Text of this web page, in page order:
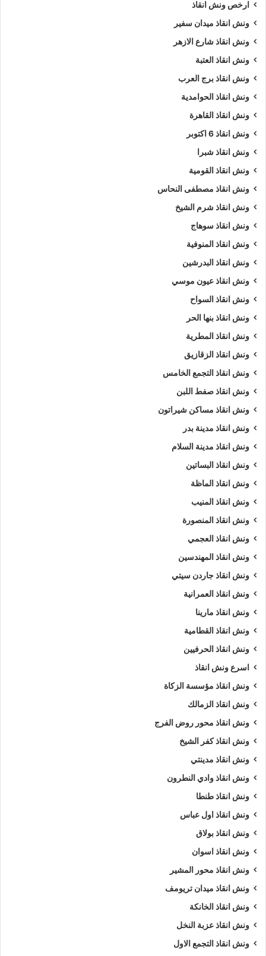
ارخص ونش انقاذ
ونش انقاذ ميدان سفير
ونش انقاذ شارع الازهر
ونش انقاذ العتبة
ونش انقاذ برج العرب
ونش انقاذ الحوامدية
ونش انقاذ القاهرة
ونش انقاذ 6 اكتوبر
ونش انقاذ شبرا
ونش انقاذ القومية
ونش انقاذ مصطفى النحاس
ونش انقاذ شرم الشيخ
ونش انقاذ سوهاج
ونش انقاذ المنوفية
ونش انقاذ البدرشين
ونش انقاذ عيون موسي
ونش انقاذ السواح
ونش انقاذ بنها الحر
ونش انقاذ المطرية
ونش انقاذ الزقازيق
ونش انقاذ التجمع الخامس
ونش انقاذ صفط اللبن
ونش انقاذ مساكن شيراتون
ونش انقاذ مدينة بدر
ونش انقاذ مدينة السلام
ونش انقاذ البساتين
ونش انقاذ الماظة
ونش انقاذ المنيب
ونش انقاذ المنصورة
ونش انقاذ العجمي
ونش انقاذ المهندسين
ونش انقاذ جاردن سيتي
ونش انقاذ العمرانية
ونش انقاذ مارينا
ونش انقاذ القطامية
ونش انقاذ الحرفيين
اسرع ونش انقاذ
ونش انقاذ مؤسسة الزكاة
ونش انقاذ الزمالك
ونش انقاذ محور روض الفرج
ونش انقاذ كفر الشيخ
ونش انقاذ مدينتي
ونش انقاذ وادي النطرون
ونش انقاذ طنطا
ونش انقاذ اول عباس
ونش انقاذ بولاق
ونش انقاذ اسوان
ونش انقاذ محور المشير
ونش انقاذ ميدان تريومف
ونش انقاذ الخانكة
ونش انقاذ عزبة النخل
ونش انقاذ التجمع الاول